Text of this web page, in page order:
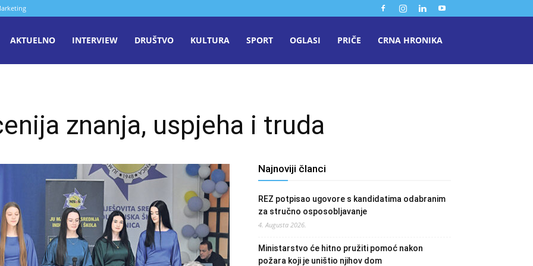
AKTUELNO INTERVIEW DRUŠTVO KULTURA SPORT OGLASI PRIČE CRNA HRONIKA
znanja, uspjeha i truda
Najnoviji članci
REZ potpisao ugovore s kandidatima odabranim
za stručno osposobljavanje
4. Augusta 2026.
Ministarstvo će hitno pružiti pomoć nakon
požara koji je uništio njihov dom